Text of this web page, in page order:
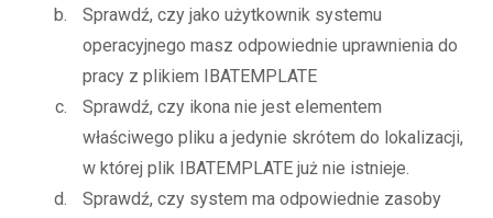
Sprawdź, czy jako użytkownik systemu
operacyjnego masz odpowiednie uprawnienia do
pracy z plikiem IBATEMPLATE
Sprawdź, czy ikona nie jest elementem
właściwego pliku a jedynie skrótem do lokalizacji,
w której plik IBATEMPLATE już nie istnieje.
Sprawdź, czy system ma odpowiednie zasoby